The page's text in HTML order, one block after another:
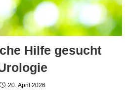
Hilfe gesucht
20. April 2026